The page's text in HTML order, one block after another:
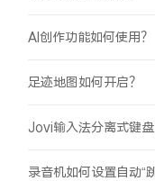
AI创作功能如何使用？
足迹地图如何开启？
Jovi输入法分离式键盘
录音机如何设置自动“